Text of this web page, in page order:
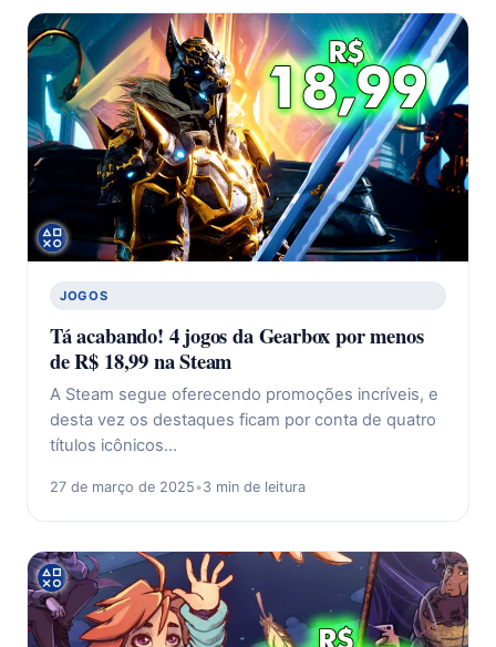
JOGOS
Tá acabando! 4 jogos da Gearbox por menos
de R$ 18,99 na Steam
A Steam segue oferecendo promoções incríveis, e
desta vez os destaques ficam por conta de quatro
títulos icônicos…
27 de março de 2025•3 min de leitura